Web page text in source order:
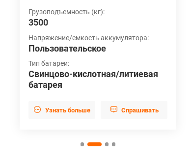
Грузоподъемность (кг):
3500
Напряжение/емкость аккумулятора:
Пользовательское
Тип батареи:
Свинцово-кислотная/литиевая
батарея
 Узнать больше  Cпрашивать